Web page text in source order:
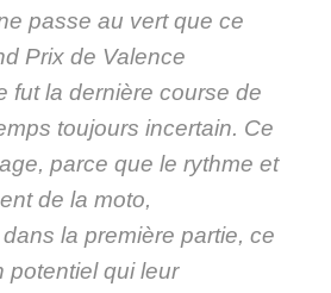
passe au vert que ce
Prix de Valence
fut la dernière course de
toujours incertain. Ce
parce que le rythme et
de la moto,
la première partie, ce
potentiel qui leur